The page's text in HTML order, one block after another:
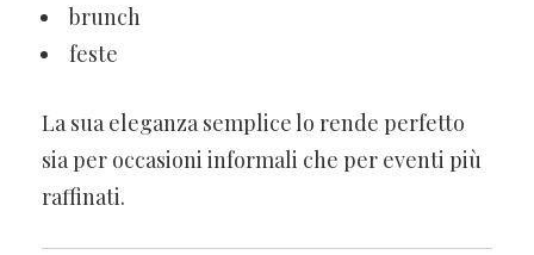
brunch
feste
La sua eleganza semplice lo rende perfetto
sia per occasioni informali che per eventi più
raffinati.